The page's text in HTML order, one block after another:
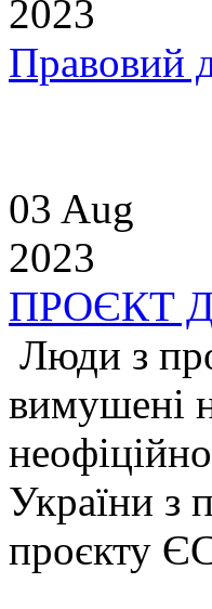
2023
Правовий
03 Aug
2023
ПРОЄКТ
Люди з
вимушені
України з
проєкту